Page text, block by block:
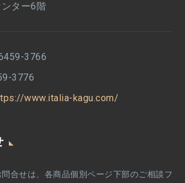
ター6階
3766
3776
www.italia-kagu.com/
合せは、各商品個別ページ下部のご相談フ